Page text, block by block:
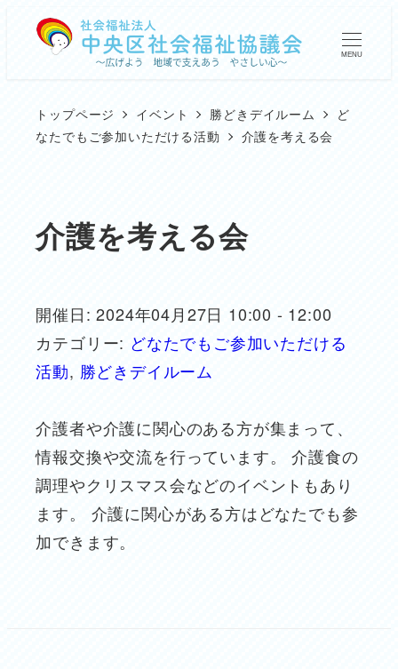
MENU
トップページ イベント 勝どきデイルーム
ど
なたでもご参加いただける活動
介護を考える会
介護を考える会
開催日: 2024年04月27日 10:00 - 12:00
カテゴリー: どなたでもご参加いただける
活動, 勝どきデイルーム
介護者や介護に関心のある方が集まって、
情報交換や交流を行っています。 介護食の
調理やクリスマス会などのイベントもあり
ます。 介護に関心がある方はどなたでも参
加できます。